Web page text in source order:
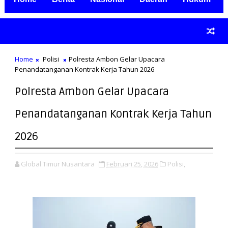
Home Polisi
Polresta Ambon Gelar Upacara
Penandatanganan Kontrak Kerja Tahun 2026
Polresta Ambon Gelar Upacara
Penandatanganan Kontrak Kerja Tahun
2026
Global Timur Nusantara Februari 25, 2026 Polisi,